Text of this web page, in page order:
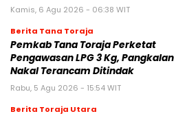
Kamis, 6 Agu 2026 - 06:38 WIT
Berita Tana Toraja
Pemkab Tana Toraja Perketat
Pengawasan LPG 3 Kg, Pangkalan
Nakal Terancam Ditindak
Rabu, 5 Agu 2026 - 15:54 WIT
Berita Toraja Utara